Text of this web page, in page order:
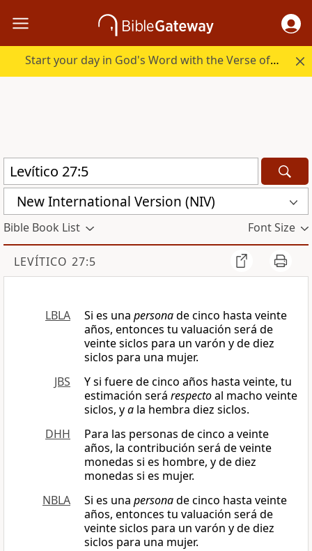
Start your day in God's Word with the Verse of the Day.
New International Version (NIV)
Bible Book List Font Size
LEVÍTICO 27:5
LBLA Si es una personade cinco hasta veinte
años, entonces tu valuación será de
veinte siclos para un varón y de diez
siclos para una mujer.
JBS
Y si fuere de cinco años hasta veinte, tu
estimación será respectoal macho veinte
siclos, ya la hembra diez siclos.
DHH
Para las personas de cinco a veinte
años, la contribución será de veinte
monedas si es hombre, y de diez
monedas si es mujer.
NBLA
Si es una personade cinco hasta veinte
años, entonces tu valuación será de
veinte siclos para un varón y de diez
siclos para una mujer.